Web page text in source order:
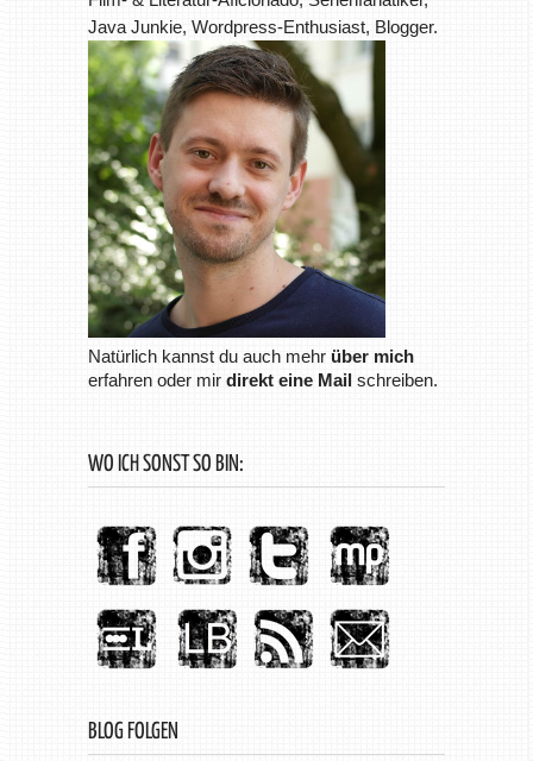
Java Junkie, Wordpress-Enthusiast, Blogger.
Natürlich kannst du auch mehr über mich
erfahren oder mir direkt eine Mailschreiben.
WO ICH SONST SO BIN:
BLOG FOLGEN